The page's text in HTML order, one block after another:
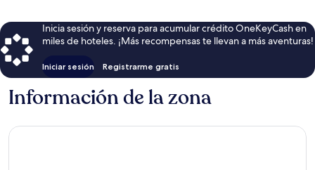
Inicia sesión y reserva para acumular crédito OneKeyCash en
miles de hoteles. ¡Más recompensas te llevan a más aventuras!
Iniciar sesión Registrarme gratis
Información de la zona